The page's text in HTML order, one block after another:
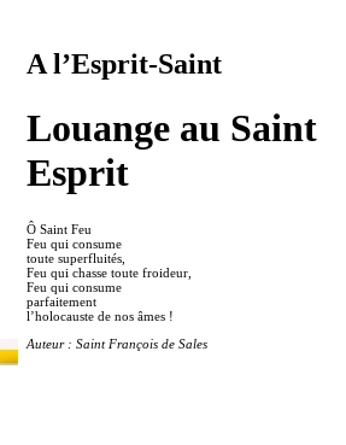
A l’Esprit-Saint
Louange au Saint
Esprit
Ô Saint Feu
Feu qui consume
toute superfluités,
Feu qui chasse toute froideur,
Feu qui consume
parfaitement
l’holocauste de nos âmes !
Auteur : Saint François de Sales